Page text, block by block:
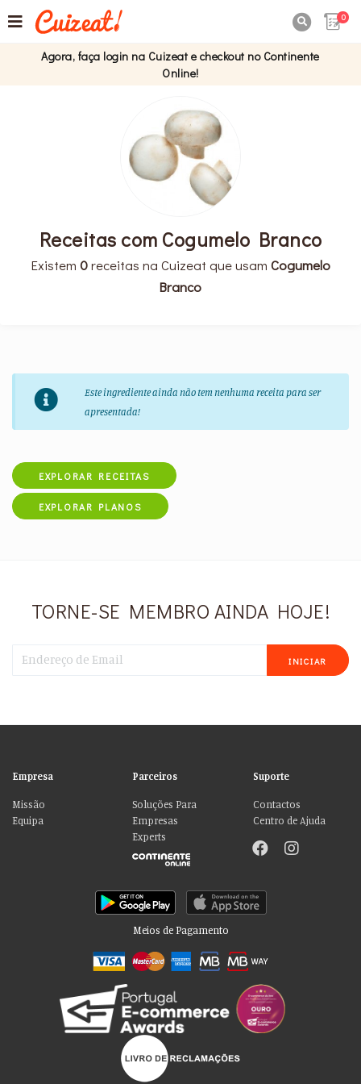
0
Agora, faça login na Cuizeat e checkout no Continente
Online!
Receitas com Cogumelo Branco
Existem 0receitas na Cuizeat que usam Cogumelo
Branco
Este ingrediente ainda não tem nenhuma receita para ser
apresentada!
EXPLORAR RECEITAS
EXPLORAR PLANOS
TORNE-SE MEMBRO AINDA HOJE!
INICIAR
Empresa
Missão
Equipa
Parceiros
Soluções Para
Empresas
Experts
Suporte
Contactos
Centro de Ajuda
Meios de Pagamento
Por favor aceite as nossas deliciosas